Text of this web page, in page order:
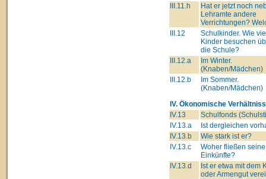
III.11.h
Hat er jetzt noch
Lehramte andere
Verrichtungen?
III.12
Schulkinder. Wie
Kinder besuchen
die Schule?
III.12.a
Im Winter.
(Knaben/Mädchen)
III.12.b
Im Sommer.
(Knaben/Mädchen)
IV. Ökonomische
IV.13
Schulfonds
IV.13.a
Ist dergleichen
IV.13.b
Wie stark ist er?
IV.13.c
Woher fließen seine
Einkünfte?
IV.13.d
Ist er etwa mit dem
oder Armengut